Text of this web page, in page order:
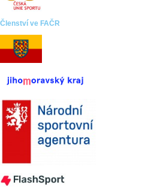
Členství ve FAČR